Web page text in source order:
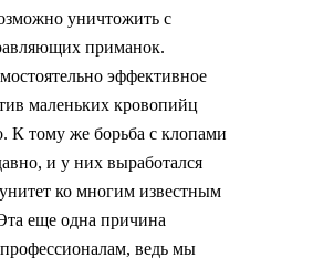
уничтожить с
приманок.
эффективное
маленьких кровопийц
К тому же борьба с клопами
и у них выработался
ко многим известным
еще одна причина
профессионалам, ведь мы